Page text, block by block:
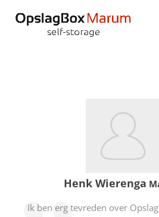
Henk Wierenga
Ik ben erg tevreden over